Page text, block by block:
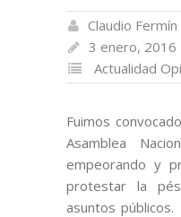
Claudio Fermín
3 enero, 2016
Actualidad
Fuimos
Asamblea
empeorando y
protestar la
asuntos